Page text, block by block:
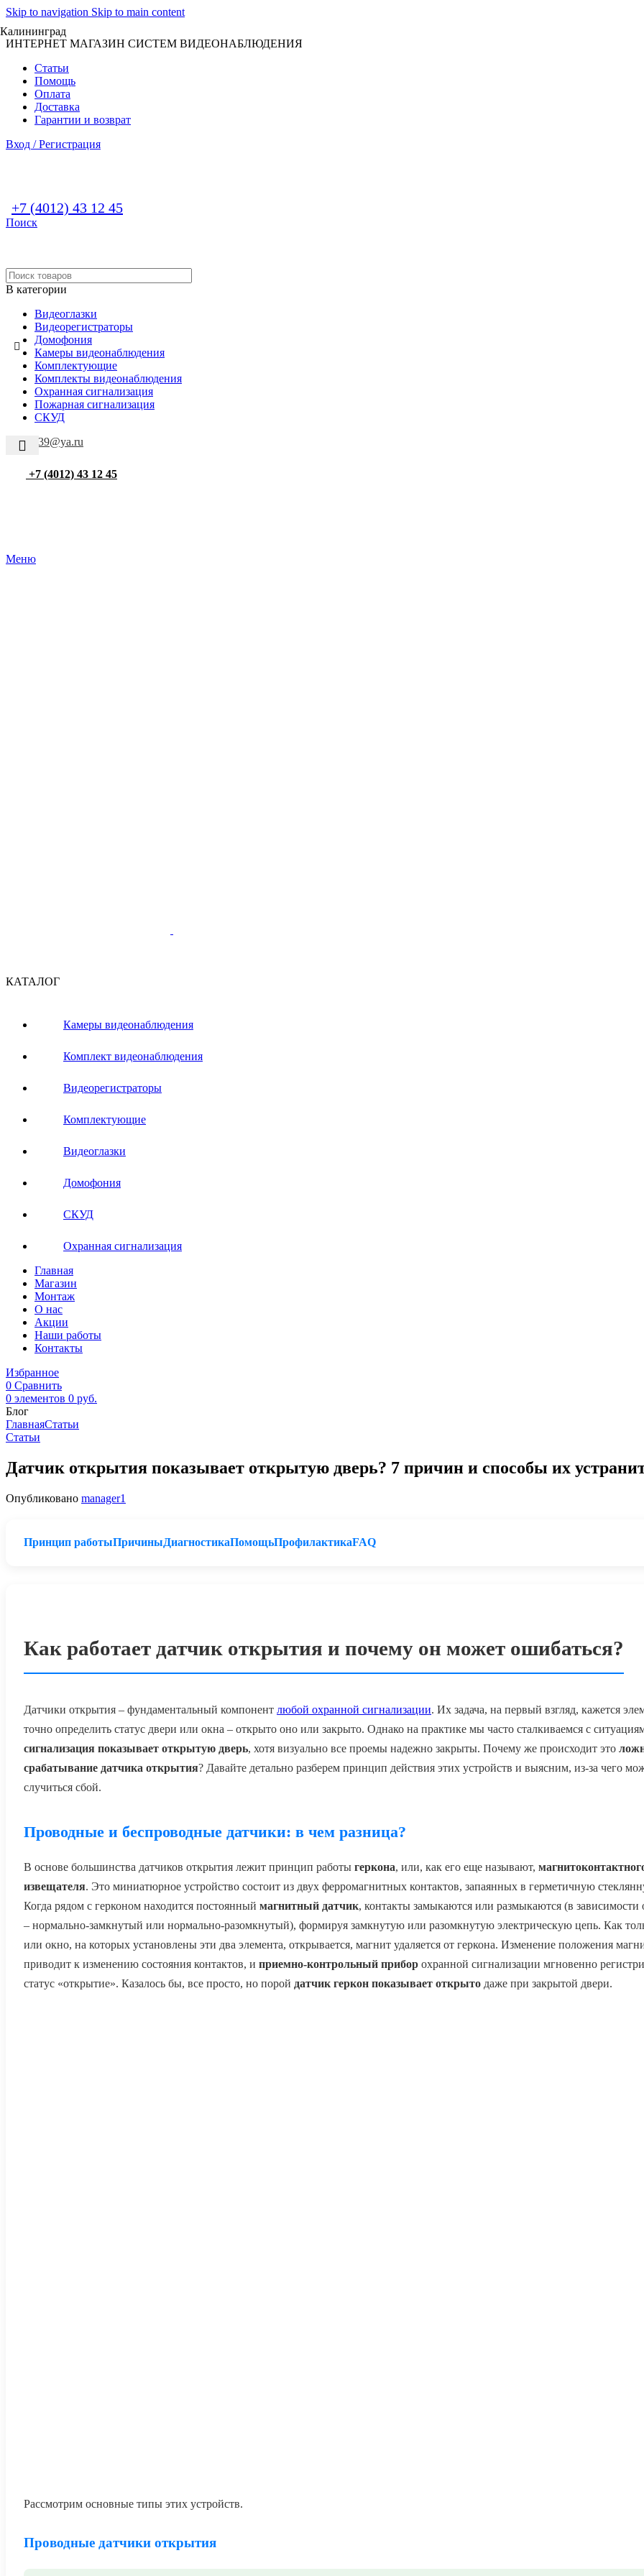
Skip to navigation Skip to main content
Калининград
ИНТЕРНЕТ МАГАЗИН СИСТЕМ ВИДЕОНАБЛЮДЕНИЯ
Статьи
Помощь
Оплата
Доставка
Гарантии и возврат
Вход / Регистрация
+7 (4012) 43 12 45
Поиск
В категории
Видеоглазки
Видеорегистраторы
Домофония
Камеры видеонаблюдения
Комплектующие
Комплекты видеонаблюдения
Охранная сигнализация
Пожарная сигнализация
СКУД
camera39@ya.ru
+7 (4012) 43 12 45
Меню
КАТАЛОГ
Камеры видеонаблюдения
Комплект видеонаблюдения
Видеорегистраторы
Комплектующие
Видеоглазки
Домофония
СКУД
Охранная сигнализация
Главная
Магазин
Монтаж
О нас
Акции
Наши работы
Контакты
Избранное
0 Сравнить
0 элементов 0 руб.
Блог
ГлавнаяСтатьи
Статьи
Датчик открытия показывает открытую дверь? 7 причин и способы их
Опубликовано manager1
Принцип работыПричиныДиагностикаПомощьПрофилактикаFAQ
Как работает датчик открытия и почему он может ошибаться?
Датчики открытия – фундаментальный компонент любой охранной сигнализации. Их задача, на первый взгляд, кажется
точно определить статус двери или окна – открыто оно или закрыто. Однако на практике мы часто сталкиваемся с
сигнализация показывает открытую дверь, хотя визуально все проемы надежно закрыты. Почему же происходит это
срабатывание датчика открытия? Давайте детально разберем принцип действия этих устройств и выясним, из-за чего
случиться сбой.
Проводные и беспроводные датчики: в чем разница?
В основе большинства датчиков открытия лежит принцип работы геркона, или, как его еще называют,
извещателя. Это миниатюрное устройство состоит из двух ферромагнитных контактов, запаянных в герметичную
Когда рядом с герконом находится постоянный магнитный датчик, контакты замыкаются или размыкаются (в зависимости
– нормально-замкнутый или нормально-разомкнутый), формируя замкнутую или разомкнутую электрическую цепь. Как
или окно, на которых установлены эти два элемента, открывается, магнит удаляется от геркона. Изменение положения
приводит к изменению состояния контактов, и приемно-контрольный прибор охранной сигнализации мгновенно
статус «открытие». Казалось бы, все просто, но порой датчик геркон показывает открыто даже при закрытой двери.
Рассмотрим основные типы этих устройств.
Проводные датчики открытия